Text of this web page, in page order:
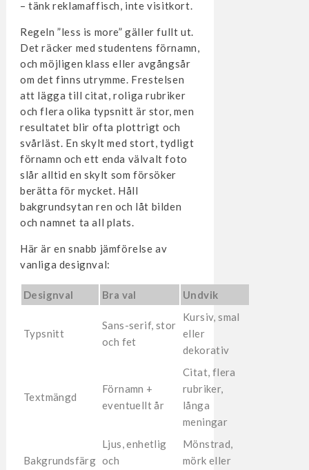
– tänk reklamaffisch, inte visitkort.
Regeln ”less is more” gäller fullt ut.
Det räcker med studentens förnamn,
och möjligen klass eller avgångsår
om det finns utrymme. Frestelsen
att lägga till citat, roliga rubriker
och flera olika typsnitt är stor, men
resultatet blir ofta plottrigt och
svårläst. En skylt med stort, tydligt
förnamn och ett enda välvalt foto
slår alltid en skylt som försöker
berätta för mycket. Håll
bakgrundsytan ren och låt bilden
och namnet ta all plats.
Här är en snabb jämförelse av
vanliga designval:
Designval Bra val Undvik
Typsnitt
Sans-serif, stor
och fet
Kursiv, smal
eller
dekorativ
Textmängd
Förnamn +
eventuellt år
Citat, flera
rubriker,
långa
meningar
Bakgrundsfärg
Ljus, enhetlig
och
Mönstrad,
mörk eller